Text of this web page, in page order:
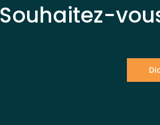
Souhaitez-